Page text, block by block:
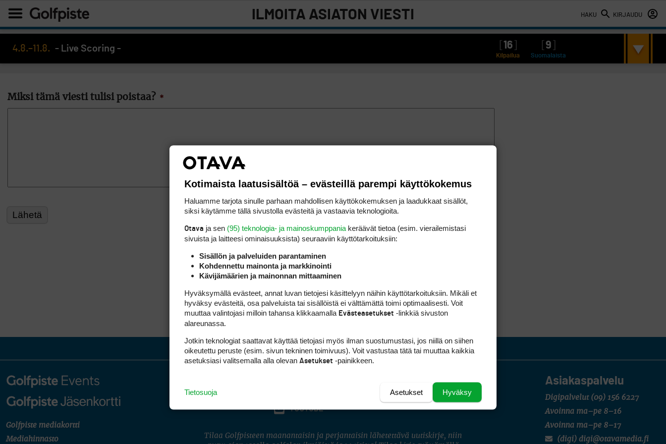
HAKU KIRJAUDU
ILMOITA ASIATON VIESTI
4.8.–11.8. - Live Scoring - 16 9
Kilpailua Suomalaista
Miksi tämä viesti tulisi poistaa? *
Golfpiste mediakortti
Mediahinnasto
Asiakaspalvelu
Digipalvelut (09) 156 6227
Avoinna ma–pe 8–16
Avoinna ma–pe 8–17
(digi) digi@otavamedia.fi
INSTAGRAM
YOUTUBE
Tilaa Golfpisteen maanantaisin ja perjantaisin lähetettävä uutiskirje, niin
Kotimaista laatusisältöä – evästeillä parempi käyttökokemus
Haluamme tarjota sinulle parhaan mahdollisen käyttökokemuksen ja laadukkaat sisällöt,
siksi käytämme tällä sivustolla evästeitä ja vastaavia teknologioita.
Otava ja sen (95) teknologia- ja mainoskumppania keräävät tietoa (esim. vierailemis­tasi
sivuista ja laitteesi ominaisuuk­sista) seuraaviin käyttötarkoituksiin:
Sisällön ja palveluiden parantaminen
Kohdennettu mainonta ja markkinointi
Kävijämäärien ja mainonnan mittaaminen
Hyväksymällä evästeet, annat luvan tietojesi käsittelyyn näihin käyttötarkoituksiin. Mikäli et
hyväksy evästeitä, osa palveluista tai sisällöistä ei välttämättä toimi optimaalisesti. Voit
muuttaa valintojasi milloin tahansa klikkaamalla Evästeasetukset -linkkiä sivuston
alareunassa.
Jotkin teknologiat saattavat käyttää tietojasi myös ilman suostumustasi, jos niillä on siihen
oikeutettu peruste (esim. sivun tekninen toimivuus). Voit vastustaa tätä tai muuttaa kaikkia
asetuksiasi valitsemalla alla olevan Asetukset -painikkeen.
Hyväksy
Asetukset
Tietosuoja